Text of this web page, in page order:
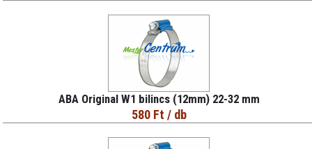
ABA Original W1 bilincs (12mm) 22-32 mm
580 Ft / db